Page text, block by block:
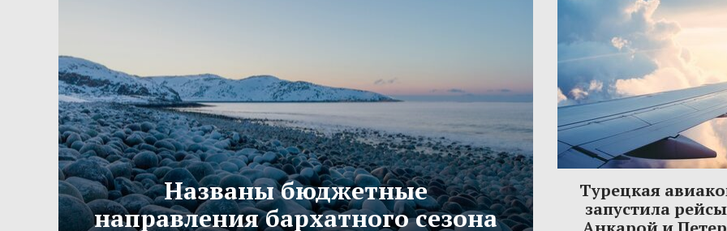
Названы бюджетные
направления бархатного сезона
Турецкая
запустила